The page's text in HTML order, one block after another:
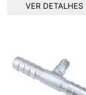
VER DETALHES